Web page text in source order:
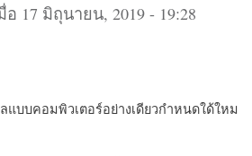
อ 17 มิถุนายน, 2019 - 19:28
แบบคอมพิวเตอร์อย่างเดียวกำหนดใด้ใหม